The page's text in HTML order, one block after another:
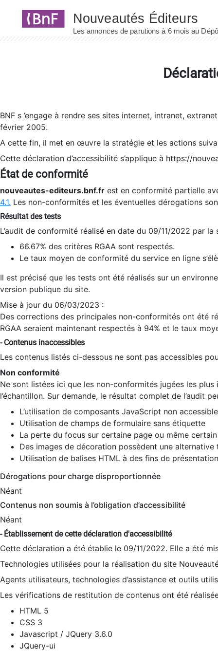
BNF s ’engage à rendre ses sites internet, intranet,
février 2005.
A cette fin, il met en œuvre la stratégie et les actions
Cette déclaration d’accessibilité s’applique à https://
État de conformité
nouveautes-editeurs.bnf.fr est en conformité partielle
4.1. Les non-conformités et les éventuelles dérogations
Résultat des tests
L’audit de conformité réalisé en date du 09/11/2022 par
66.67% des critères RGAA sont respectés.
Le taux moyen de conformité du service en ligne
Il est précisé que les tests ont été réalisés sur un
version publique du site.
Mise à jour du 06/03/2023 :
Des corrections des principales non-conformités ont été
RGAA seraient maintenant respectés à 94% et le taux
- Contenus inaccessibles
Les contenus listés ci-dessous ne sont pas accessibles
Non conformité
Ne sont listées ici que les non-conformités jugées les
l’échantillon. Sur demande, le résultat complet de l’audit
L’utilisation de composants JavaScript non
Utilisation de champs de formulaire sans étiquette
La perte du focus sur certaine page ou même
Des images de décoration possèdent une alternative
Utilisation de balises HTML à des fins de
Dérogations pour charge disproportionnée
Néant
Contenus non soumis à l’obligation d’accessibilité
Néant
- Établissement de cette déclaration d'accessibilité
Cette déclaration a été établie le 09/11/2022. Elle a été
Technologies utilisées pour la réalisation du site
Agents utilisateurs, technologies d’assistance et outils
Les vérifications de restitution de contenus ont été
HTML 5
CSS 3
Javascript / JQuery 3.6.0
JQuery-ui